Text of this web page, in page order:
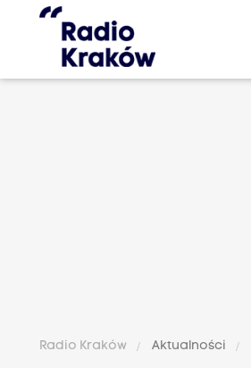
Radio Kraków Aktualności